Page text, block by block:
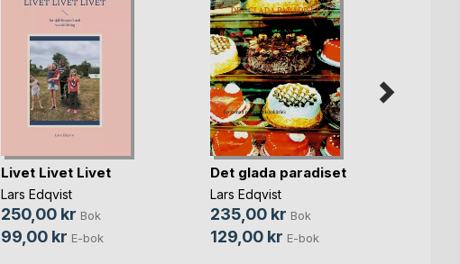
Livet Livet Livet
Lars Edqvist
250,00 kr Bok
99,00 kr E-bok
Det glada paradiset
Lars Edqvist
235,00 kr Bok
129,00 kr E-bok